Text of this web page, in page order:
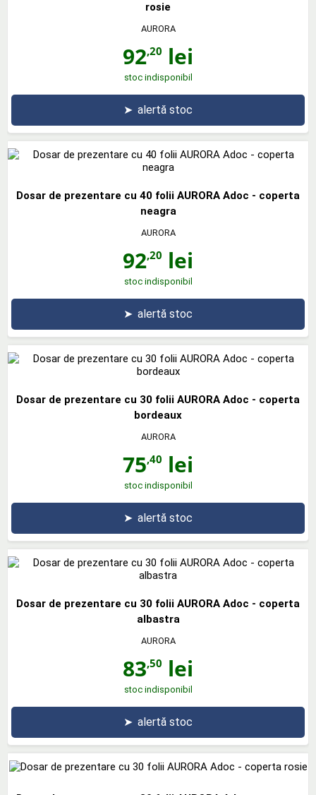
rosie
AURORA
92,20 lei
stoc indisponibil
➤ alertă stoc
Dosar de prezentare cu 40 folii AURORA Adoc - coperta
neagra
AURORA
92,20 lei
stoc indisponibil
➤ alertă stoc
Dosar de prezentare cu 30 folii AURORA Adoc - coperta
bordeaux
AURORA
75,40 lei
stoc indisponibil
➤ alertă stoc
Dosar de prezentare cu 30 folii AURORA Adoc - coperta
albastra
AURORA
83,50 lei
stoc indisponibil
➤ alertă stoc